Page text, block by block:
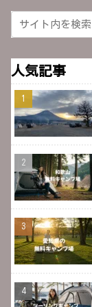
人気記事